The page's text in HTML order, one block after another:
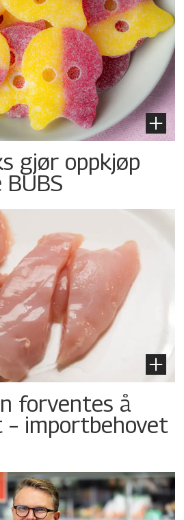
gjør oppkjøp
forventes å
importbehovet